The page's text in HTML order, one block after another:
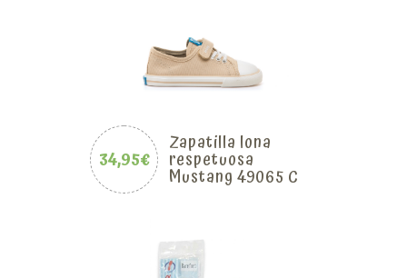
34,95€
Zapatilla lona
respetuosa
Mustang 49065 C